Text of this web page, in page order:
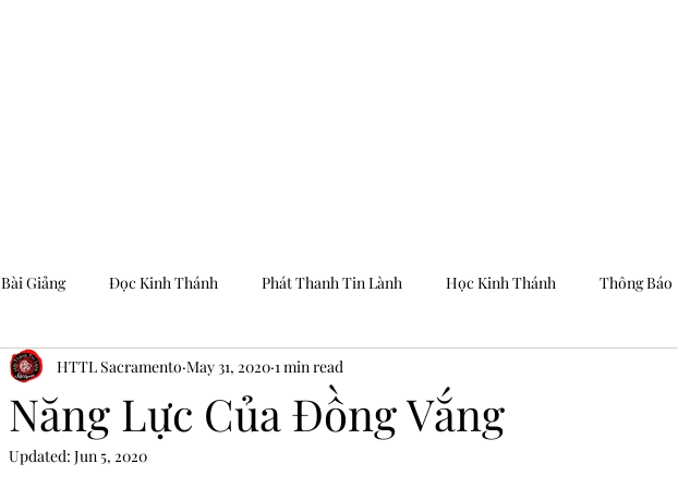
Bài Giảng Đọc Kinh Thánh Phát Thanh Tin Lành Học Kinh Thánh Thông Báo
Năng Lực Của Đồng Vắng
HTTL Sacramento May 31, 2020 1 min read
Updated: Jun 5, 2020